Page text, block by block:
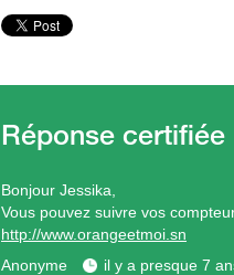
Bonjour Jessika,
Vous pouvez suivre vos
http://www.orangeetmoi.sn
Anonyme
il y a presque 7